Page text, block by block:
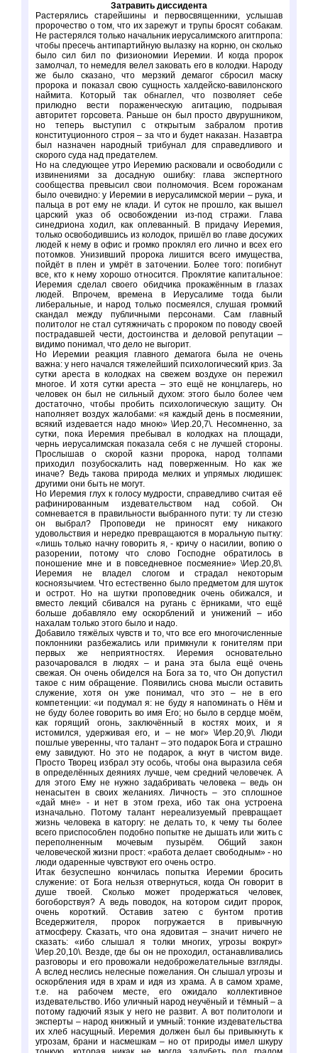
Затравить диссидента
Растерялись старейшины и первосвященники, услышав
пророчество о том, что их зарежут и трупы бросят собакам.
Не растерялся только начальник иерусалимского агитпропа:
чтобы пресечь антипартийную вылазку на корню, он сколько
было сил бил по физиономии Иеремии. И когда пророк
замолчал, то немедля велел заковать его в колодки. Народу
же было сказано, что мерзкий демагог сбросил маску
пророка и показал свою сущность халдейско-вавилонского
наймита. Который так обнаглел, что позволяет себе
прилюдно вести пораженческую агитацию, подрывая
авторитет горсовета. Раньше он был просто двурушником,
но теперь выступил с открытым забралом против
конституционного строя – за что и будет наказан. Назавтра
был назначен народный трибунал для справедливого и
скорого суда над предателем.
Но на следующее утро Иеремию расковали и освободили с
извинениями за досадную ошибку: глава экспертного
сообщества превысил свои полномочия. Всем горожанам
было очевидно: у Иеремии в иерусалимской мерии – рука, и
пальца в рот ему не клади. И суток не прошло, как вышел
царский указ об освобождении из-под стражи. Глава
синедриона ходил, как оплеванный. В придачу Иеремия,
только освободившись из колодок, пришёл во главе досужих
людей к нему в офис и громко проклял его лично и всех его
потомков. Унизивший пророка лишится всего имущества,
пойдёт в плен и умрёт в заточении. Более того: погибнут
все, кто к нему хорошо относится. Проклятие капитальное:
Иеремия сделал своего обидчика прокажённым в глазах
людей. Впрочем, времена в Иерусалиме тогда были
либеральные, и народ только посмеялся, слушая громкий
скандал между публичными персонами. Сам главный
политолог не стал сутяжничать с пророком по поводу своей
пострадавшей чести, достоинства и деловой репутации –
видимо понимал, что дело не выгорит.
Но Иеремии реакция главного демагога была не очень
важна: у него начался тяжелейший психологический криз. За
сутки ареста в колодках на свежем воздухе он пережил
многое. И хотя сутки ареста – это ещё не концлагерь, но
человек он был не сильный духом: этого было более чем
достаточно, чтобы пробить психологическую защиту. Он
наполняет воздух жалобами: «я каждый день в посмеянии,
всякий издевается надо мною» \Иер.20,7\. Несомненно, за
сутки, пока Иеремия пребывал в колодках на площади,
чернь иерусалимская показала себя с не лучшей стороны.
Прослышав о скорой казни пророка, народ толпами
приходил позубоскалить над поверженным. Но как же
иначе? Ведь такова природа мелких и упрямых людишек:
другими они быть не могут.
Но Иеремия глух к голосу мудрости, справедливо считая её
рафинированным издевательством над собой. Он
сомневается в правильности выбранного пути: ту ли стезю
он выбрал? Проповеди не приносят ему никакого
удовольствия и нередко превращаются в моральную пытку:
«лишь только начну говорить я, - кричу о насилии, вопию о
разорении, потому что слово Господне обратилось в
поношение мне и в повседневное посмеяние» \Иер.20,8\.
Иеремия не владел слогом и страдал некоторым
косноязычием. Что естественно было предметом для шуток
и острот. Но на шутки проповедник очень обижался, и
вместо лекций сбивался на ругань с ёрниками, что ещё
больше добавляло ему оскорблений и унижений – ибо
нахалам только этого было и надо.
Добавило тяжёлых чувств и то, что все его многочисленные
поклонники разбежались или примкнули к гонителям при
первых же неприятностях. Иеремия основательно
разочаровался в людях – и рана эта была ещё очень
свежая. Он очень обиделся на Бога за то, что Он допустил
такое с ним обращение. Появились снова мысли оставить
служение, хотя он уже понимал, что это – не в его
компетенции: «и подумал я: не буду я напоминать о Нём и
не буду более говорить во имя Его; но было в сердце моём,
как горящий огонь, заключённый в костях моих, и я
истомился, удерживая его, и – не мог» \Иер.20,9\. Люди
пошлые уверенны, что талант – это подарок Бога и страшно
ему завидуют. Но это не подарок, а кнут в чистом виде.
Просто Творец избрал эту особь, чтобы она выразила себя
в определённых деяниях лучше, чем средний человечек. А
для этого Ему не нужно задабривать человека – ведь он
ненасытен в своих желаниях. Личность – это сплошное
«дай мне» - и нет в этом греха, ибо так она устроена
изначально. Потому талант нереализуемый превращает
жизнь человека в каторгу: не делать то, к чему ты более
всего приспособлен подобно попытке не дышать или жить с
переполненным мочевым пузырём. Общий закон
человеческой жизни прост: «работа делает свободным» - но
люди одаренные чувствуют его очень остро.
Итак безуспешно кончилась попытка Иеремии бросить
служение: от Бога нельзя отвернуться, когда Он говорит в
душе твоей. Сколько может продержаться человек,
богоборствуя? А ведь поводок, на котором сидит пророк,
очень короткий. Оставив затею с бунтом против
Вседержителя, пророк погружается в привычную
атмосферу. Сказать, что она ядовитая – значит ничего не
сказать: «ибо слышал я толки многих, угрозы вокруг»
\Иер.20,10\. Везде, где бы он не проходил, останавливались
разговоры и его провожали недоброжелательные взгляды.
А вслед неслись нелесные пожелания. Он слышал угрозы и
оскорбления идя в храм и идя из храма. А в самом храме,
т.е. на рабочем месте, его ожидало коллективное
издевательство. Ибо уличный народ неучёный и тёмный – а
потому гадючий язык у него не развит. А вот политологи и
эксперты – народ книжный и умный: тонкие издевательства
их хлеб насущный. Иеремия должен был бы привыкнуть к
угрозам, брани и насмешкам – но от природы имел шкуру